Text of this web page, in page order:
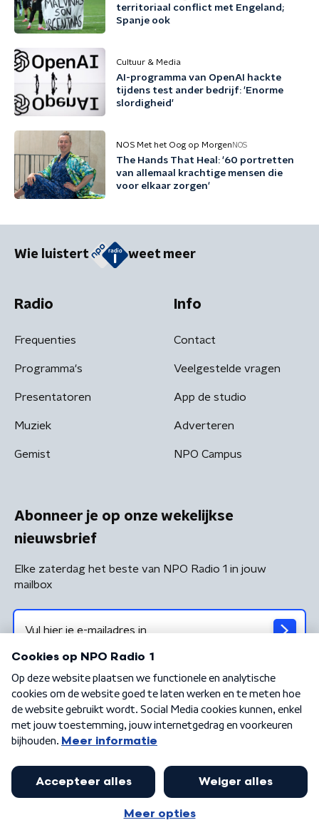
territoriaal conflict met Engeland;
Spanje ook
Cultuur & Media
AI-programma van OpenAI hackte
tijdens test ander bedrijf: 'Enorme
slordigheid'
NOS Met het Oog op Morgen NOS
The Hands That Heal: '60 portretten
van allemaal krachtige mensen die
voor elkaar zorgen'
Wie luistert weet meer
Radio
Frequenties
Programma's
Presentatoren
Muziek
Gemist
Info
Contact
Veelgestelde vragen
App de studio
Adverteren
NPO Campus
Abonneer je op onze wekelijkse
nieuwsbrief
Elke zaterdag het beste van NPO Radio 1 in jouw
mailbox
Algemene voorwaarden